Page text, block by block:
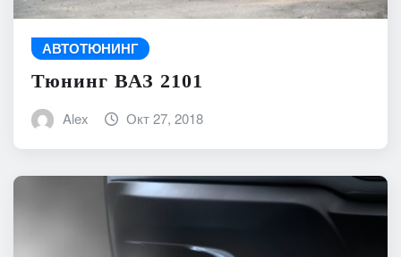
АВТОТЮНИНГ
Тюнинг ВАЗ 2101
Alex Окт 27, 2018